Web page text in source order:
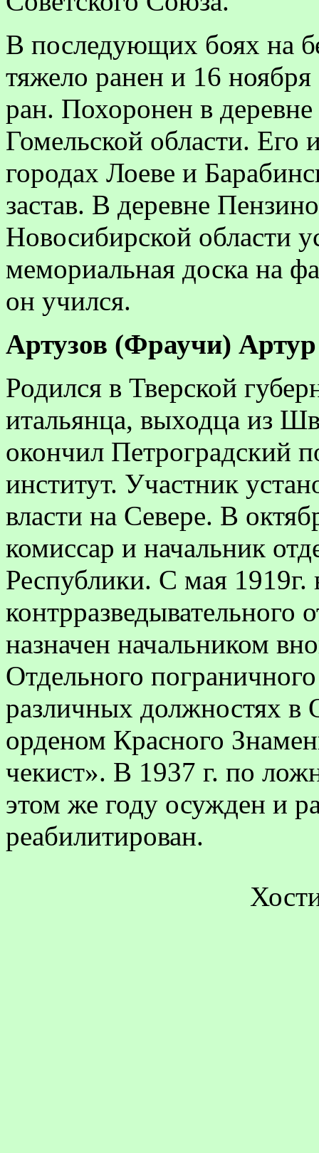
В последующих боях на
тяжело ранен и 16
ран. Похоронен в
Гомельской области.
городах Лоеве и
застав. В деревне
Новосибирской области
мемориальная доска на
он учился.
Артузов (Фраучи)
Родился в Тверской
итальянца, выходца из
окончил Петроградский
институт. Участник
власти на Севере. В
комиссар и начальник
Республики. С мая
контрразведывательного
назначен начальником
Отдельного
различных
орденом Красного
чекист». В 1937 г. по
этом же году осужден и
реабилитирован.